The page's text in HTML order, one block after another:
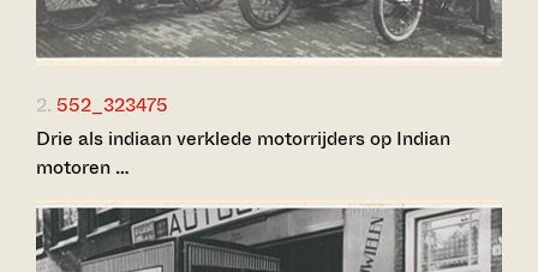
2. 552_323475
Drie als indiaan verklede motorrijders op Indian
motoren …